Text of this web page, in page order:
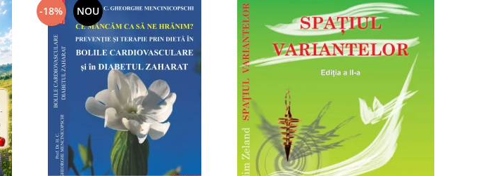
-18% NOU